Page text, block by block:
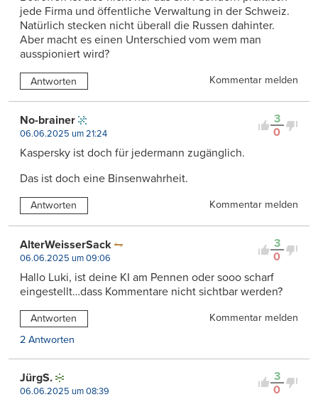
jede Firma und öffentliche Verwaltung in der Schweiz.
Natürlich stecken nicht überall die Russen dahinter.
Aber macht es einen Unterschied vom wem man
ausspioniert wird?
Antworten Kommentar melden
3
0
No-brainer
06.06.2025 um 21:24
Kaspersky ist doch für jedermann zugänglich.
Das ist doch eine Binsenwahrheit.
Antworten Kommentar melden
3
0
AlterWeisserSack
06.06.2025 um 09:06
Hallo Luki, ist deine KI am Pennen oder sooo scharf
eingestellt…dass Kommentare nicht sichtbar werden?
Antworten
Kommentar melden
2 Antworten
3
0
JürgS.
06.06.2025 um 08:39